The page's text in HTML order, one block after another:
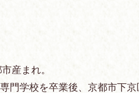
産まれ。
門学校を卒業後、京都市下